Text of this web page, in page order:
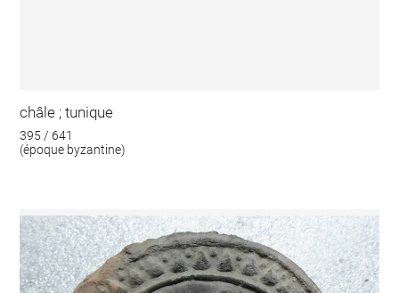
châle ; tunique
395 / 641
(époque byzantine)